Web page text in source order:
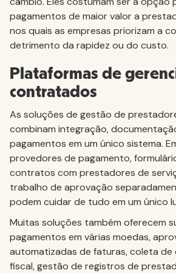
pagamentos de maior valor a
nos quais as empresas priorizam a
detrimento da rapidez ou do custo.
Plataformas de
contratados
As soluções de gestão de
combinam integração,
pagamentos em um único sistema.
provedores de pagamento,
contratos com prestadores de
trabalho de aprovação
podem cuidar de tudo em um único
Muitas soluções também oferecem
pagamentos em várias moedas,
automatizadas de faturas, coleta
fiscal, gestão de registros de